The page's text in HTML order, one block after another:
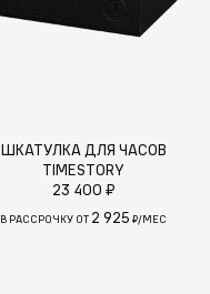
ШКАТУЛКА ДЛЯ ЧАСОВ
TIMESTORY
23 400 ₽
В РАССРОЧКУ ОТ 2 925 ₽/МЕС